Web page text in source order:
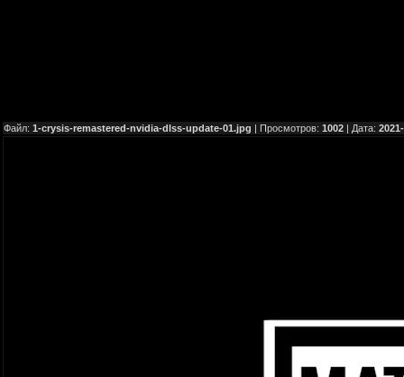
Файл: 1-crysis-remastered-nvidia-dlss-update-01.jpg | Просмотров: 1002 | Дата: